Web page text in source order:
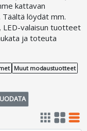
kattavan
löydät mm.
LED-valaisun tuotteet
ja toteuta
Muut modaustuotteet
apps grid_view table_rows